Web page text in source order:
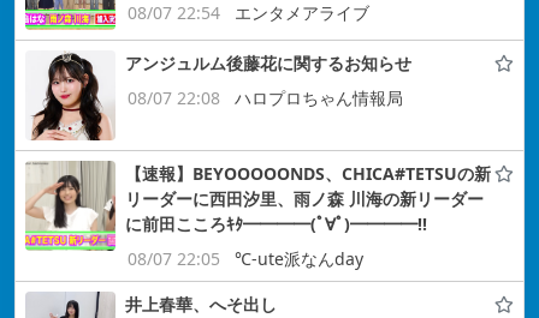
08/07 22:54
エンタメアライブ
アンジュルム後藤花に関するお知らせ
08/07 22:08
ハロプロちゃん情報局
【速報】BEYOOOOONDS、CHICA#TETSUの新
リーダーに西田汐里、雨ノ森 川海の新リーダー
に前田こころｷﾀ━━━━(ﾟ∀ﾟ)━━━━!!
08/07 22:05
℃-ute派なんday
井上春華、へそ出し